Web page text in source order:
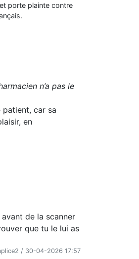
porte plainte contre
n’a pas le
car sa
en
de la scanner
que tu le lui as
/ 30-04-2026 17:57